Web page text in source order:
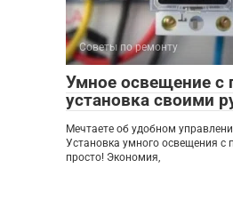
Советы по ремонту
Умное освещение с
установка своими
Мечтаете об удобном
Установка умного освещения с
просто! Экономия,